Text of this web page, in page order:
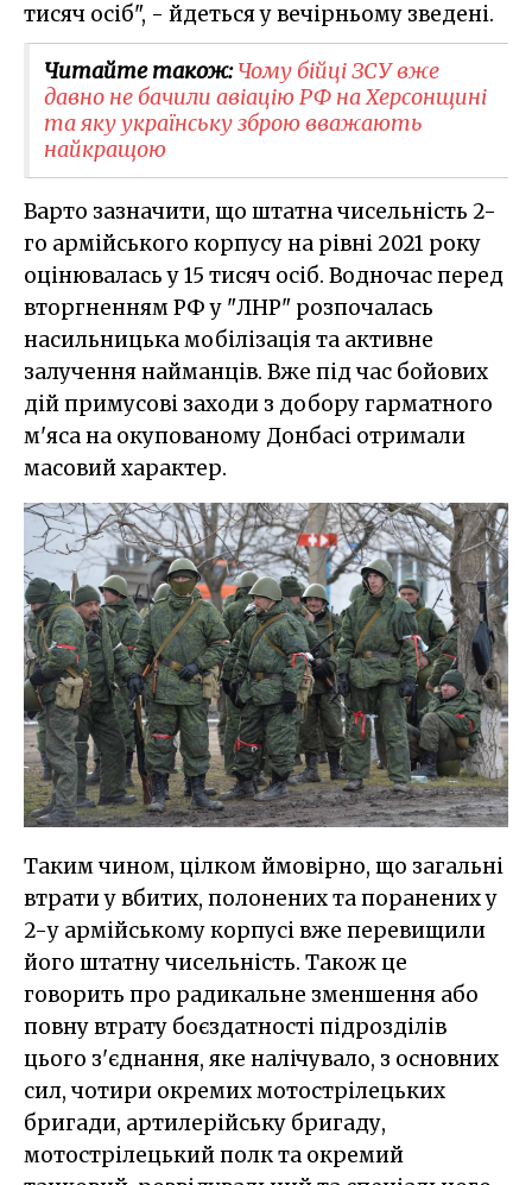
тисяч осіб", - йдеться у вечірньому зведені.
Читайте також:Чому бійці ЗСУ вже
давно не бачили авіацію РФ на Херсонщині
та яку українську зброю вважають
найкращою
Варто зазначити, що штатна чисельність 2-
го армійського корпусу на рівні 2021 року
оцінювалась у 15 тисяч осіб. Водночас перед
вторгненням РФ у "ЛНР" розпочалась
насильницька мобілізація та активне
залучення найманців. Вже під час бойових
дій примусові заходи з добору гарматного
м'яса на окупованому Донбасі отримали
масовий характер.
Таким чином, цілком ймовірно, що загальні
втрати у вбитих, полонених та поранених у
2-у армійському корпусі вже перевищили
його штатну чисельність. Також це
говорить про радикальне зменшення або
повну втрату боєздатності підрозділів
цього з'єднання, яке налічувало, з основних
сил, чотири окремих мотострілецьких
бригади, артилерійську бригаду,
мотострілецький полк та окремий